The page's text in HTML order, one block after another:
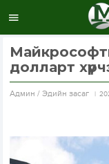
долларт
Aдмин / Эдийн засаг